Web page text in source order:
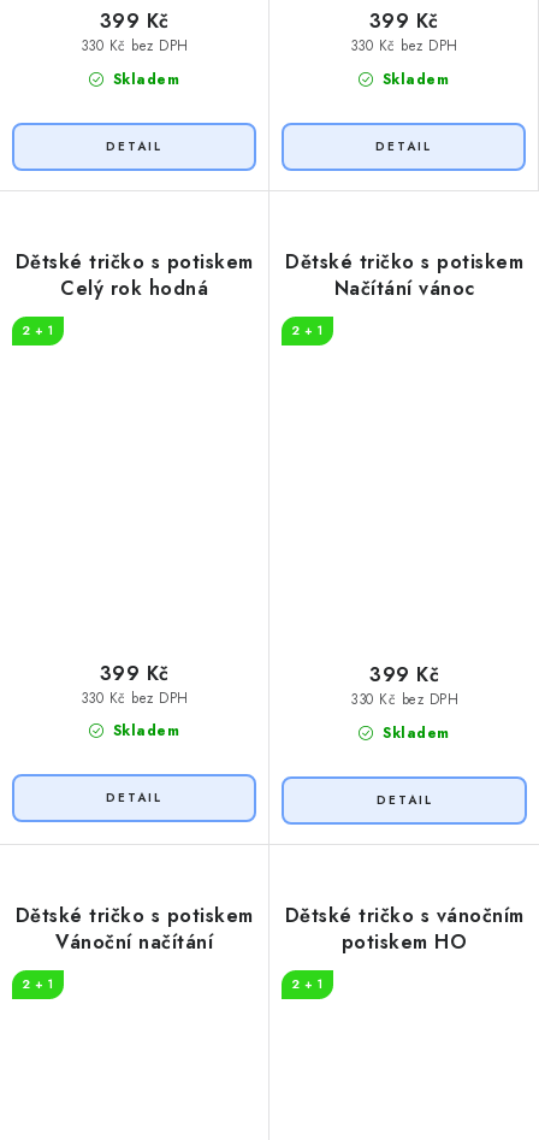
Skladem
330 Kč bez DPH
399 Kč
Skladem
330 Kč bez DPH
399 Kč
Dětské tričko s potiskem
Celý rok hodná
2 + 1
Skladem
330 Kč bez DPH
399 Kč
Dětské tričko s potiskem
Načítání vánoc
2 + 1
Skladem
330 Kč bez DPH
399 Kč
Dětské tričko s potiskem
Vánoční načítání
2 + 1
Dětské tričko s vánočním
potiskem HO
2 + 1